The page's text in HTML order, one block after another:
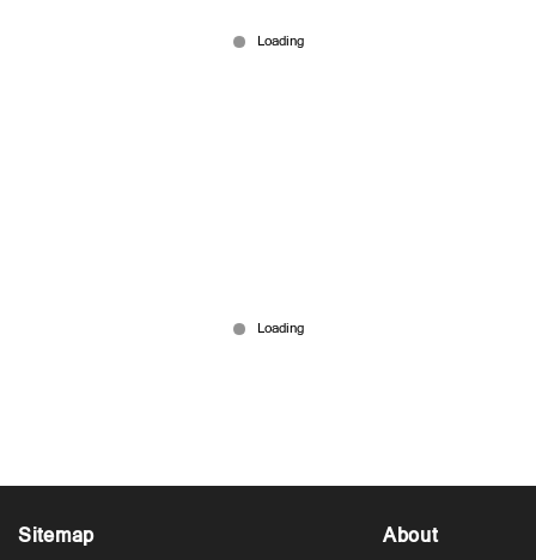
'കളവ് മൂടിവയ്ക്കാന്‍ നൂറ് കള്ളം നിരത്തേണ്ടി
Sitemap About